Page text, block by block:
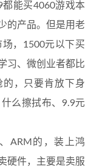
能买4060游戏本
的产品。但是用老
，1500元以下买
习、微创业者都比
，只要肯放下身
么擦拭布、9.9元
ARM的，装上鸿
硬件，主要是卖服